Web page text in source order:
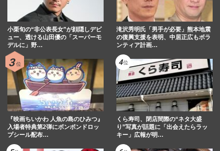
小栗旬の“非公表長女”が顔隠しデビ
ュー、透ける山田優の「スーパーモ
デルに」野…
滝沢秀明氏「男手が必要」熊本地震
の復興支援を表明、中居正広もボラ
ンティア計画…
『映画ちいかわ 人魚の島のひみつ』
入場者特典第2弾にボンボンドロッ
プシール配布…
くら寿司、閉店間際の“ネタ大盛
り”写真が話題に「出会えたらラッ
キー」広報が明…